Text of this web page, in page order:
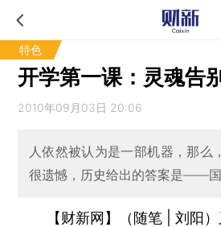
特色
开学第一课：灵魂告
2010年09月03日 20:06
人依然被认为是一部机器，那么
很遗憾，历史给出的答案是——
【财新网】（随笔 | 刘阳）